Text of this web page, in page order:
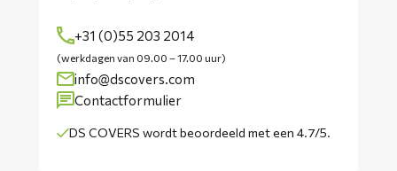
+31 (0)55 203 2014
(werkdagen van 09.00 – 17.00 uur)
info@dscovers.com
Contactformulier
DS COVERS wordtbeoordeeld met een 4.7/5.